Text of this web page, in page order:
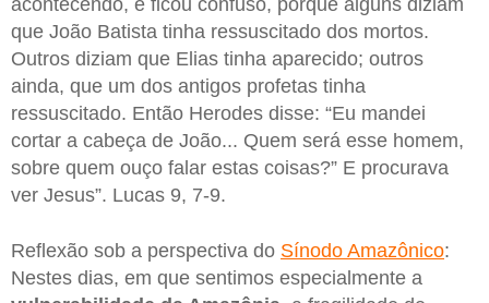
que João Batista tinha ressuscitado dos mortos.
Outros diziam que Elias tinha aparecido; outros
ainda, que um dos antigos profetas tinha
ressuscitado. Então Herodes disse: “Eu mandei
cortar a cabeça de João... Quem será esse homem,
sobre quem ouço falar estas coisas?” E procurava
ver Jesus”. Lucas 9, 7-9.
Reflexão sob a perspectiva do Sínodo Amazônico:
Nestes dias, em que sentimos especialmente a